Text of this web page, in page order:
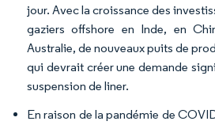
jour. Avec la croissance des
gaziers offshore en Inde, en
Australie, de nouveaux puits de
qui devrait créer une demande
suspension de liner.
En raison de la pandémie de